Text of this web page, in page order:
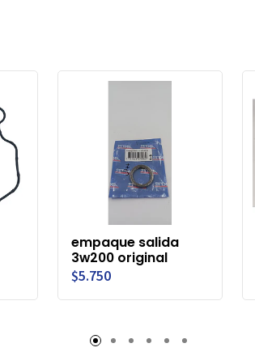
empaque salida
3w200 original
$5.750